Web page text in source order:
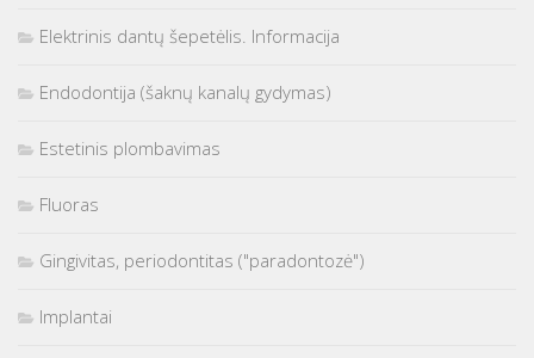
Elektrinis dantų šepetėlis. Informacija
Endodontija (šaknų kanalų gydymas)
Estetinis plombavimas
Fluoras
Gingivitas, periodontitas ("paradontozė")
Implantai